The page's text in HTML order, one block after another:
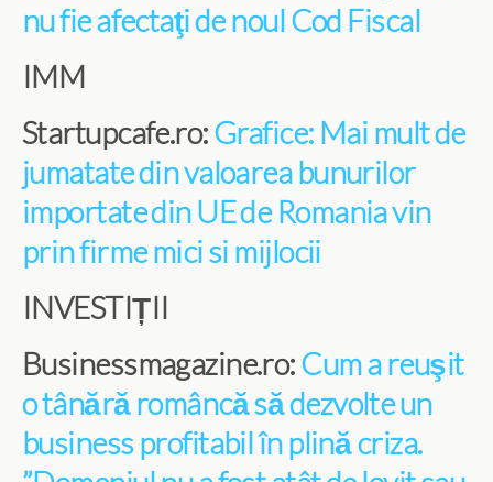
nu fie afectaţi de noul Cod Fiscal
IMM
Startupcafe.ro:Grafice: Mai mult de
jumatate din valoarea bunurilor
importate din UE de Romania vin
prin firme mici si mijlocii
INVESTIȚII
Businessmagazine.ro:Cum a reuşit
o tânără româncă să dezvolte un
business profitabil în plină criza.